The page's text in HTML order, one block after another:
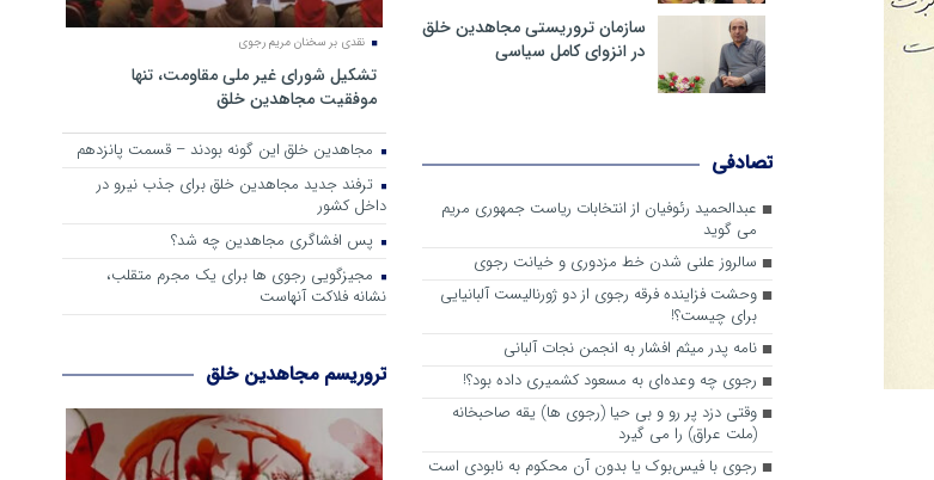
سازمان تروریستی مجاهدین خلق
در انزوای کامل سیاسی
تصادفی
عبدالحمید رئوفیان از انتخابات ریاست جمهوری مریم
می گوید
سالروز علنی شدن خط مزدوری و خیانت رجوی
وحشت فزاینده فرقه رجوی از دو ژورنالیست آلبانیایی
برای چیست؟!
نامه پدر میثم افشار به انجمن نجات آلبانی
رجوی چه وعده‌ای به مسعود کشمیری داده بود؟!
وقتی دزد پر رو و بی حیا (رجوی ها) یقه صاحبخانه
(ملت عراق) را می گیرد
رجوی با فیس‌بوک یا بدون آن محکوم به نابودی است
نقدی بر سخنان مریم رجوی
تشکیل شورای غیر ملی مقاومت، تنها
موفقیت مجاهدین خلق
مجاهدین خلق این گونه بودند – قسمت پانزدهم
ترفند جدید مجاهدین خلق برای جذب نیرو در
داخل کشور
پس افشاگری مجاهدین چه شد؟
مجیزگویی رجوی ها برای یک مجرم متقلب،
نشانه فلاکت آنهاست
تروریسم مجاهدین خلق